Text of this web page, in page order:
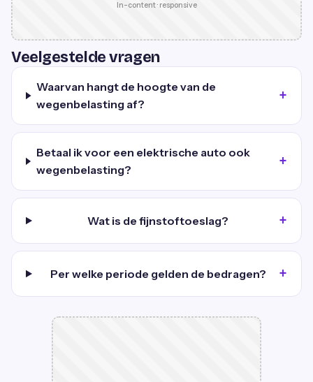
In-content · responsive
Veelgestelde vragen
Waarvan hangt de hoogte van de
wegenbelasting af?
Betaal ik voor een elektrische auto ook
wegenbelasting?
Wat is de fijnstoftoeslag?
Per welke periode gelden de bedragen?